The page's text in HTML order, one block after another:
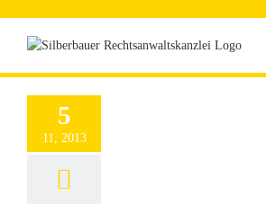
springen
5
11, 2013